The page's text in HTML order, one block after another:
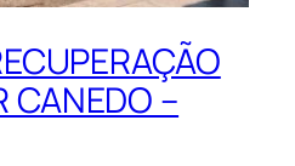
CANEDO –